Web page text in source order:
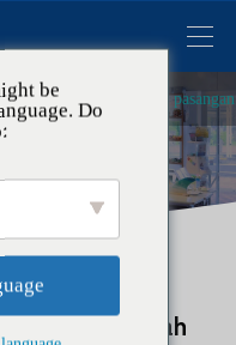
Populer di kalangan
dan
｜Buatlah
be
Do